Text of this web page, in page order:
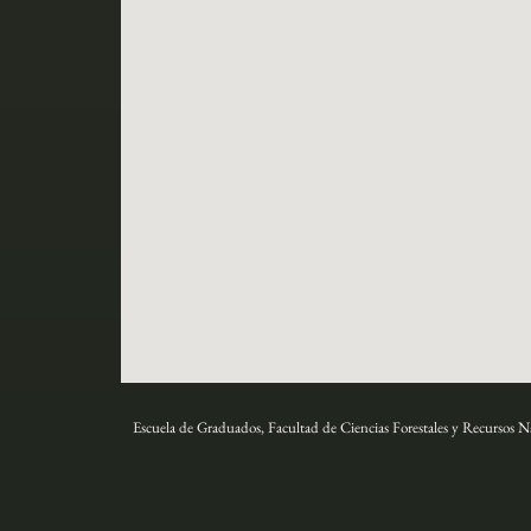
Escuela de Graduados, Facultad de Ciencias Forestales y Recursos